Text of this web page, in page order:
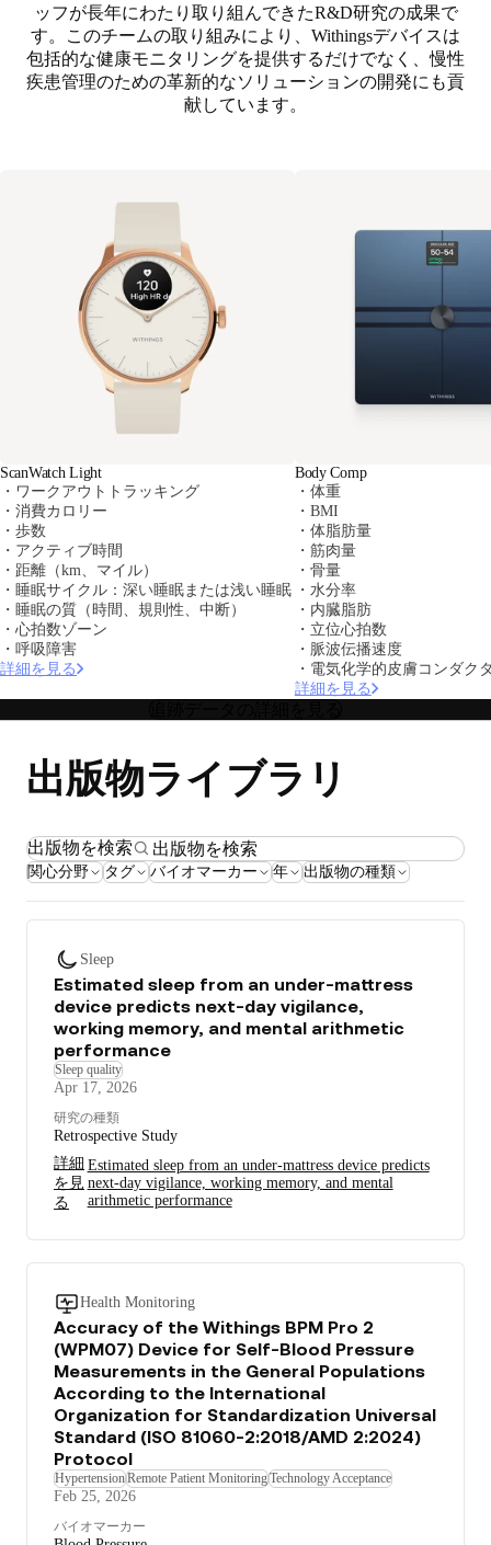
ッフが長年にわたり取り組んできたR&D研究の成果で
す。このチームの取り組みにより、Withingsデバイスは
包括的な健康モニタリングを提供するだけでなく、慢性
疾患管理のための革新的なソリューションの開発にも貢
献しています。
ScanWatch Light
・ワークアウトトラッキング
・消費カロリー
・歩数
・アクティブ時間
・距離（km、マイル）
・睡眠サイクル：深い睡眠または浅い睡眠
・睡眠の質（時間、規則性、中断）
・心拍数ゾーン
・呼吸障害
詳細を見る
Body Comp
・体重
・BMI
・体脂肪量
・筋肉量
・骨量
・水分率
・内臓脂肪
・立位心拍数
・脈波伝播速度
・電気化学的皮膚コンダク
詳細を見る
出版物ライブラリ
出版物を検索
関心分野 タグ バイオマーカー 年 出版物の種類
Sleep
Estimated sleep from an under-mattress
device predicts next-day vigilance,
working memory, and mental arithmetic
performance
Sleep quality
Apr 17, 2026
研究の種類
Retrospective Study
詳細
を見
る
Estimated sleep from an under-mattress device predicts
next-day vigilance, working memory, and mental
arithmetic performance
Health Monitoring
Accuracy of the Withings BPM Pro 2
(WPM07) Device for Self-Blood Pressure
Measurements in the General Populations
According to the International
Organization for Standardization Universal
Standard (ISO 81060-2:2018/AMD 2:2024)
Protocol
HypertensionRemote Patient MonitoringTechnology Acceptance
Feb 25, 2026
バイオマーカー